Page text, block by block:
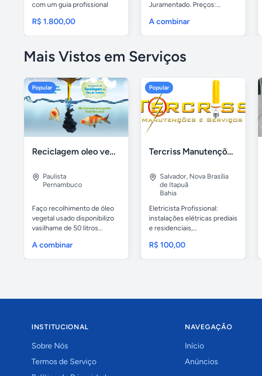
com um guia profissional
R$ 1.800,00
Juramentado. Preços:...
A combinar
Mais Vistos em Serviços
Popular
Reciclagem oleo vegetal
Paulista
Pernambuco
Faço recolhimento de óleo
vegetal usado disponibilizo
vasilhame de 50 litros...
A combinar
Popular
Tercriss Manutenções e Serviços
Salvador, Nova Brasília
de Itapuã
Bahia
Eletricista Profissional:
instalações elétricas prediais
e residenciais,...
R$ 100,00
INSTITUCIONAL
Sobre Nós
Termos de Serviço
NAVEGAÇÃO
Início
Anúncios